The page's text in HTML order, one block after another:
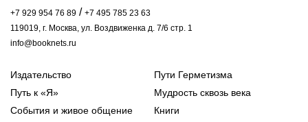
+7 929 954 76 89 / +7 495 785 23 63
119019, г. Москва, ул. Воздвиженка д. 7/6 стр. 1
info@booknets.ru
Издательство
Пути Герметизма
Путь к «Я»
Мудрость сквозь века
События и живое общение
Книги